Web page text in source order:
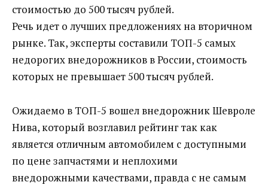
стоимостью до 500 тысяч рублей.
Речь идет о лучших предложениях на вторичном
рынке. Так, эксперты составили ТОП-5 самых
недорогих внедорожников в России, стоимость
которых не превышает 500 тысяч рублей.
Ожидаемо в ТОП-5 вошел внедорожник Шевроле
Нива, который возглавил рейтинг так как
является отличным автомобилем с доступными
по цене запчастями и неплохими
внедорожными качествами, правда с не самым